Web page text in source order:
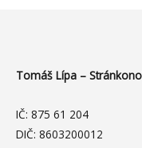
Tomáš Lípa –
IČ: 875 61 204
DIČ: 8603200012